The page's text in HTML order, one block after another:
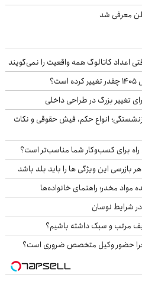
معرفی شد
اعداد کاتالوگ همه واقعیت را نمی‌گویند
تغییر بزرگ در طراحی داخلی
انواع حکم، فیش حقوقی و نکات
راه برای کسب‌وکار شما مناسب‌تر است؟
این ویژگی ها را باید بلد باشد
شرایط نوسان
مرتب و سبک داشته باشیم؟
چرا حضور وکیل متخصص ضروری است؟